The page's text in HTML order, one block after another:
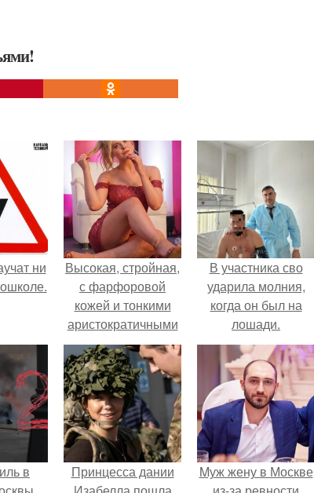
ни
Высокая, стройная,
с фарфоровой
кожей и тонкими
аристократичными
чертами, эль
выглядит так, будто
сошла с полотна
художника.
В участника сво
ударила молния,
когда он был на
лошади.
в
Принцесса дании
Mуж жену в Москве